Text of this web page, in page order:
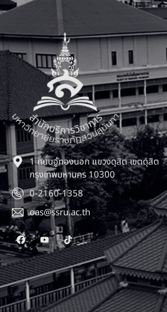
1 ถนนอู่ทองนอก แขวงดุสิต เขตดุสิต
กรุงเทพมหานคร 10300
0-2160-1358
oas@ssru.ac.th